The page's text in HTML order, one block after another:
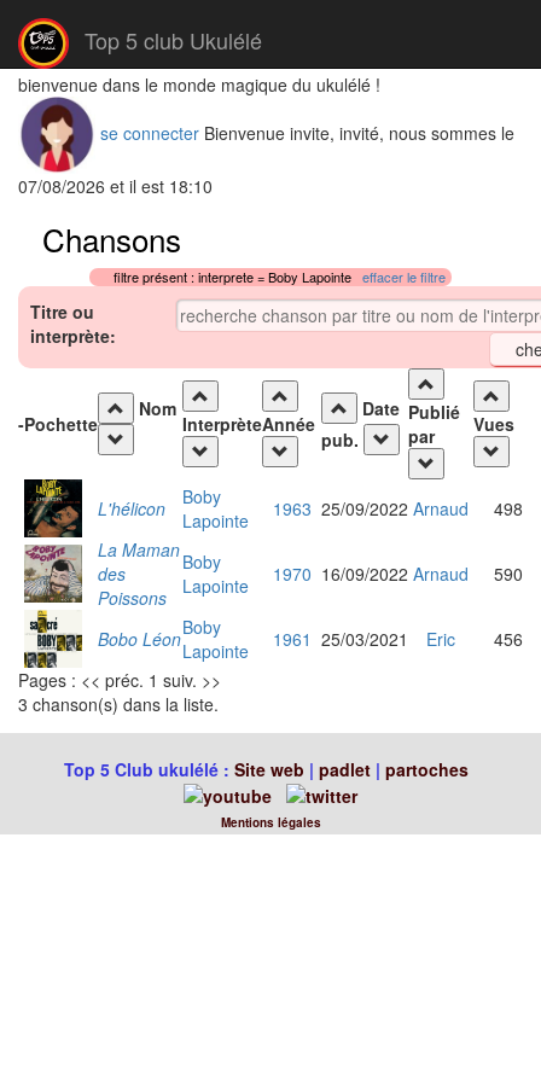
Top 5 club Ukulélé
bienvenue dans le monde magique du ukulélé !
se connecter Bienvenue invite, invité, nous sommes le
07/08/2026 et il est 18:10
Chansons
filtre présent : interprete = Boby Lapointe effacer le filtre
Titre ou
interprète:
-Pochette
Nom
InterprèteAnnée
Date
pub.
Publié
par
Vues
L'hélicon
Boby
Lapointe
1963 25/09/2022 Arnaud
498
La Maman
des
Poissons
Boby
Lapointe
1970 16/09/2022 Arnaud 590
Bobo LéonBoby
Lapointe
1961 25/03/2021 Eric
456
Pages : << préc. 1 suiv. >>
3 chanson(s) dans la liste.
Top 5 Club ukulélé : Site web | padlet | partoches
Mentions légales